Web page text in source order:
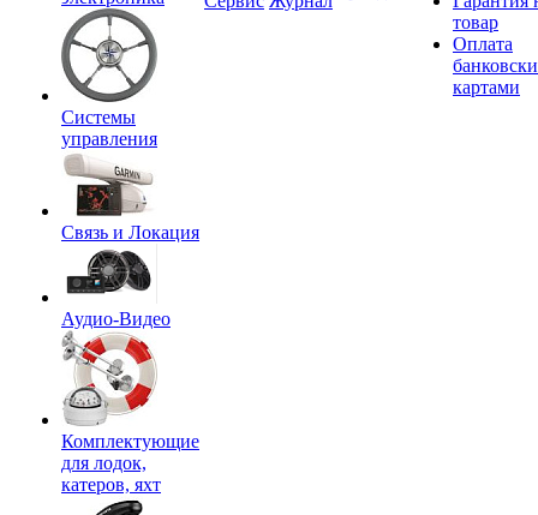
Системы
управления
Связь и Локация
Аудио-Видео
Комплектующие
для лодок,
катеров, яхт
товар
Оплата
картами